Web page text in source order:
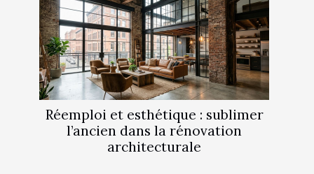
Réemploi et esthétique : sublimer
l’ancien dans la rénovation
architecturale